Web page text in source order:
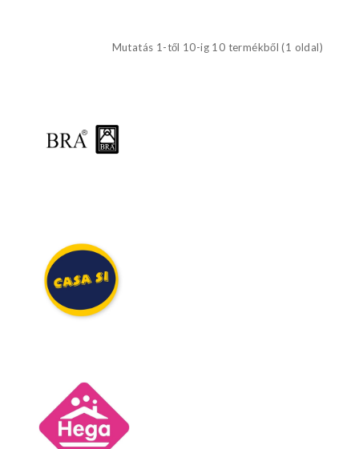
Mutatás 1-től 10-ig 10 termékből (1 oldal)